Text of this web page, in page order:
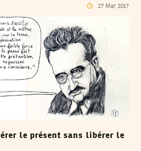
27 Mar 2017
le présent sans libérer le